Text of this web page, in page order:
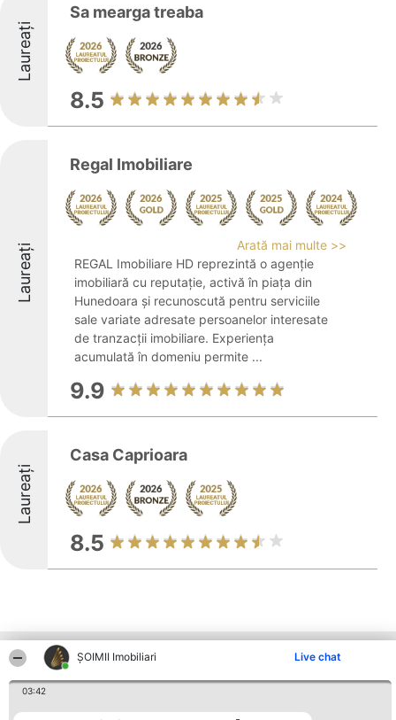
ȘOIMII Imobiliari Live chat
03:42
Laureați
Sa mearga treaba
8.5
Laureați
Regal Imobiliare
Arată mai multe >>
REGAL Imobiliare HD reprezintă o agenție
imobiliară cu reputație, activă în piața din
Hunedoara și recunoscută pentru serviciile
sale variate adresate persoanelor interesate
de tranzacții imobiliare. Experiența
acumulată în domeniu permite ...
9.9
Laureați
Casa Caprioara
8.5
Alte firme din zonă